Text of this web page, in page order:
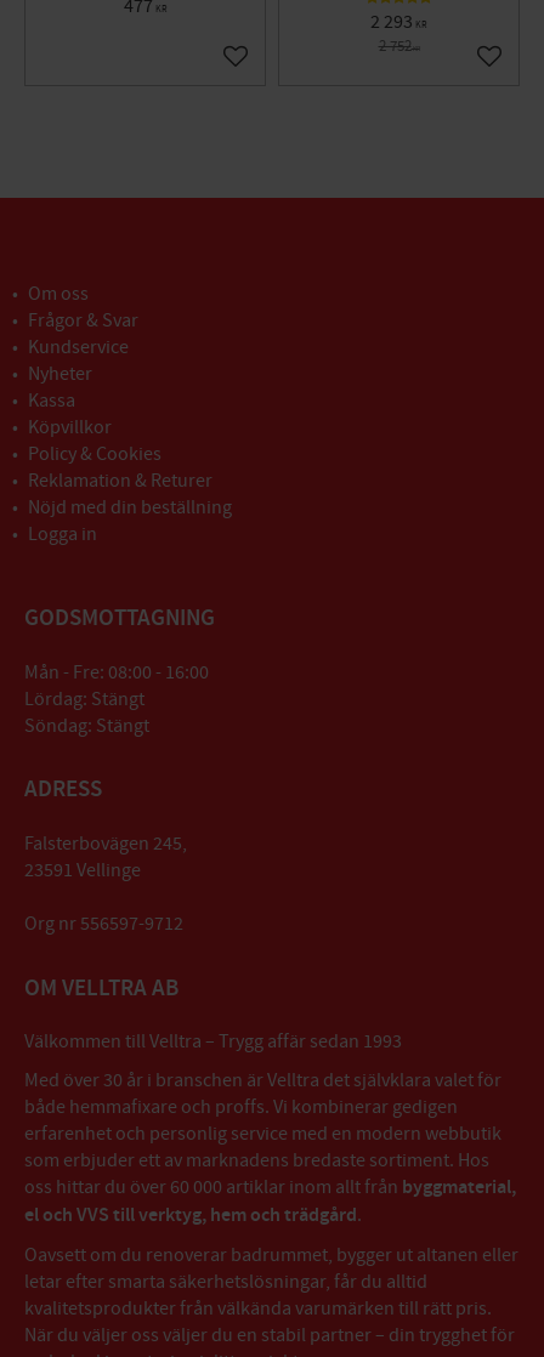
477 KR
Lägg till i favoriter
2 293 KR
2 752KR
Lägg
Om oss
Frågor & Svar
Kundservice
Nyheter
Kassa
Köpvillkor
Policy & Cookies
Reklamation & Returer
Nöjd med din beställning
Logga in
GODSMOTTAGNING
Mån - Fre: 08:00 - 16:00
Lördag: Stängt
Söndag: Stängt
ADRESS
Falsterbovägen 245,
23591 Vellinge
Org nr 556597-9712
OM VELLTRA AB
Välkommen till Velltra – Trygg affär sedan 1993
Med över 30 år i branschen är Velltra det självklara valet för
både hemmafixare och proffs. Vi kombinerar gedigen
erfarenhet och personlig service med en modern webbutik
som erbjuder ett av marknadens bredaste sortiment. Hos
oss hittar du över 60 000 artiklar inom allt från byggmaterial,
el och VVS till verktyg, hem och trädgård.
Oavsett om du renoverar badrummet, bygger ut altanen eller
letar efter smarta säkerhetslösningar, får du alltid
kvalitetsprodukter från välkända varumärken till rätt pris.
När du väljer oss väljer du en stabil partner – din trygghet för